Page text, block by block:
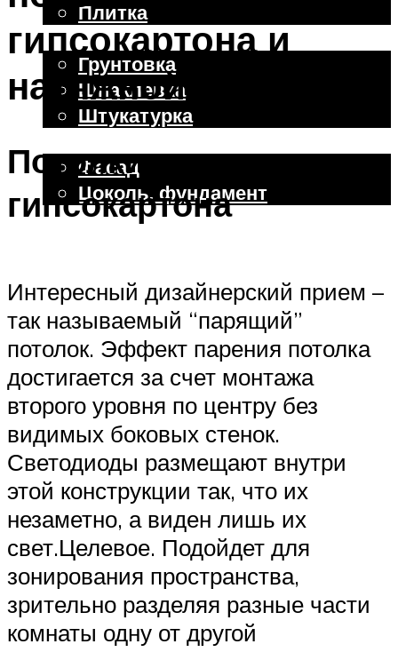
Плитка
Отделочные работы
Грунтовка
Шпаклевка
Штукатурка
Фасад
Цоколь, фундамент
гипсокартона и
натяжной пленки
Потолки из
гипсокартона
Интересный дизайнерский прием –
так называемый “парящий”
потолок. Эффект парения потолка
достигается за счет монтажа
второго уровня по центру без
видимых боковых стенок.
Светодиоды размещают внутри
этой конструкции так, что их
незаметно, а виден лишь их
свет.Целевое. Подойдет для
зонирования пространства,
зрительно разделяя разные части
комнаты одну от другой